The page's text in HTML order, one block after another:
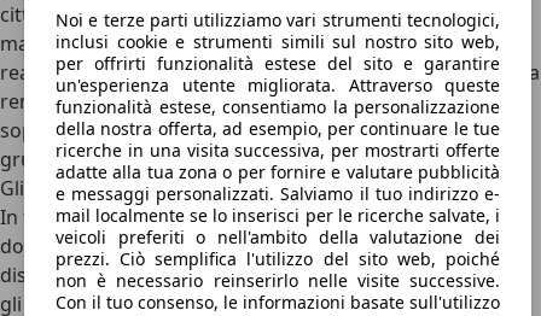
Noi e terze parti utilizziamo vari strumenti tecnologici,
inclusi cookie e strumenti simili sul nostro sito web,
per offrirti funzionalità estese del sito e garantire
un'esperienza utente migliorata. Attraverso queste
funzionalità estese, consentiamo la personalizzazione
della nostra offerta, ad esempio, per continuare le tue
ricerche in una visita successiva, per mostrarti offerte
adatte alla tua zona o per fornire e valutare pubblicità
e messaggi personalizzati. Salviamo il tuo indirizzo e-
mail localmente se lo inserisci per le ricerche salvate, i
veicoli preferiti o nell'ambito della valutazione dei
prezzi. Ciò semplifica l'utilizzo del sito web, poiché
non è necessario reinserirlo nelle visite successive.
Con il tuo consenso, le informazioni basate sull'utilizzo
città la A1 si muove con agilità, grazie alle sue dimensioni,
ma si fa apprezzare anche sui percorsi misti. L’unico limite
reale è l’assenza di motorizzazioni ibride o elettriche, che la
rendono meno al passo con i tempi in ottica ecologica e
soprattutto della concorrenza, non per forza interna al
gruppo tedesco.
Gli ADAS e la sicurezza
In termini sia disicurezza attiva sia passiva, l’Audi A1 è ben
dotata, anche se alcune funzionalità avanzate sono
disponibili solo a pagamento o nei pacchetti più ricchi. Tra
gli
assistenti alla guidatroviamo la frenata automatica